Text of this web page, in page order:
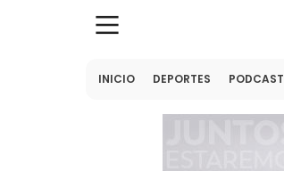
INICIO DEPORTES PODCAST